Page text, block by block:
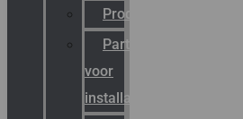
Productcatalogus
Partner
voor
installateurs